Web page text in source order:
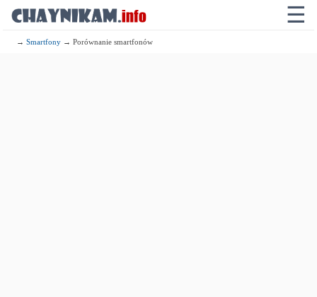
☰
→Smartfony → Porównanie smartfonów